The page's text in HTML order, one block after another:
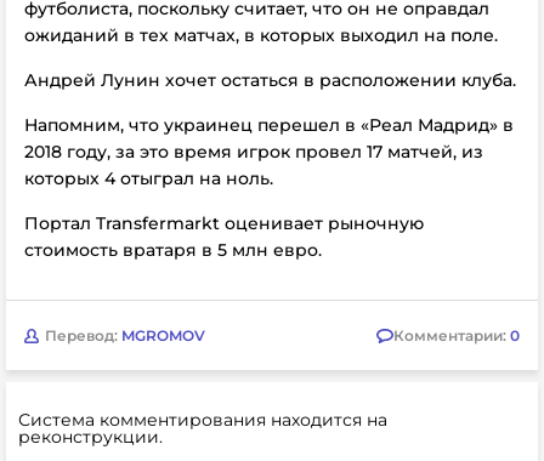
футболиста, поскольку считает, что он не оправдал
ожиданий в тех матчах, в которых выходил на поле.
Андрей Лунин хочет остаться в расположении клуба.
Напомним, что украинец перешел в «Реал Мадрид» в
2018 году, за это время игрок провел 17 матчей, из
которых 4 отыграл на ноль.
Портал Transfermarkt оценивает рыночную
стоимость вратаря в 5 млн евро.
Перевод: MGROMOV Комментарии: 0
Система комментирования находится на
реконструкции.